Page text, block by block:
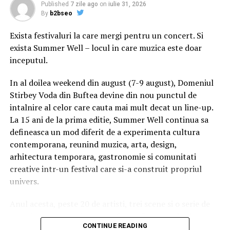
Published 7 zile ago on iulie 31, 2026
By b2bseo
Exista festivaluri la care mergi pentru un concert. Si
exista Summer Well – locul in care muzica este doar
inceputul.
In al doilea weekend din august (7-9 august), Domeniul
Stirbey Voda din Buftea devine din nou punctul de
intalnire al celor care cauta mai mult decat un line-up.
La 15 ani de la prima editie, Summer Well continua sa
defineasca un mod diferit de a experimenta cultura
contemporana, reunind muzica, arta, design,
arhitectura temporara, gastronomie si comunitati
creative intr-un festival care si-a construit propriul
univers.
experiente curatoriate transforma fiecare colt al
CONTINUE READING